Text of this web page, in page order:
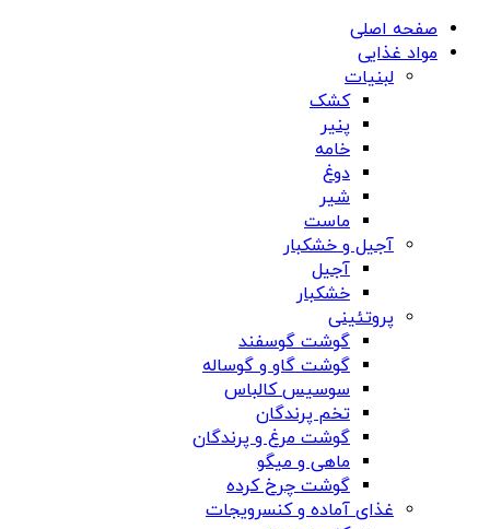
صفحه اصلی
مواد غذایی
لبنیات
کشک
پنیر
خامه
دوغ
شیر
ماست
آجیل و خشکبار
آجیل
خشکبار
پروتئینی
گوشت گوسفند
گوشت گاو و گوساله
سوسیس کالباس
تخم پرندگان
گوشت مرغ و پرندگان
ماهی و میگو
گوشت چرخ کرده
غذای آماده و کنسرویجات